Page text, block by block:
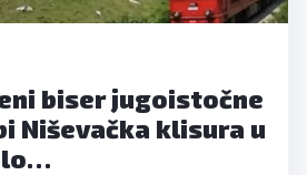
biser jugoistočne
Niševačka klisura u